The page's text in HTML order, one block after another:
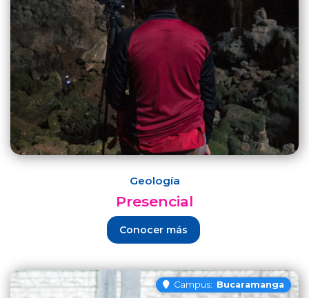
Geología
Presencial
Conocer más
Campus: Bucaramanga